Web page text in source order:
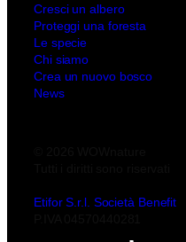
Cresci un albero
Proteggi una foresta
Le specie
Chi siamo
Crea un nuovo bosco
News
Etifor S.r.l. Società Benefit